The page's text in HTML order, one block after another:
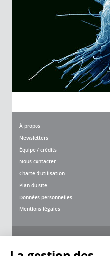
À propos
Newsletters
Équipe / crédits
Nous contacter
Charte d'utilisation
Plan du site
Données personnelles
Mentions légales